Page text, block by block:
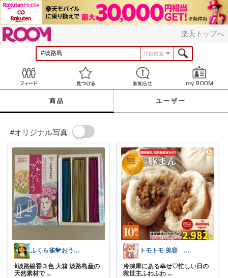
楽天トップへ
詳細検索
見つける お知らせ
商品 ユーザー
#オリジナル写真
ふくら雀🐦おうちしごとラボ
🕯淡路線香３色 大箱 淡路島産の
天然素材で ...
トモトモ 美容 食品 子育てルーム
冷凍庫にある幸せ♡忙しい日の
救世主ふわふわ ...